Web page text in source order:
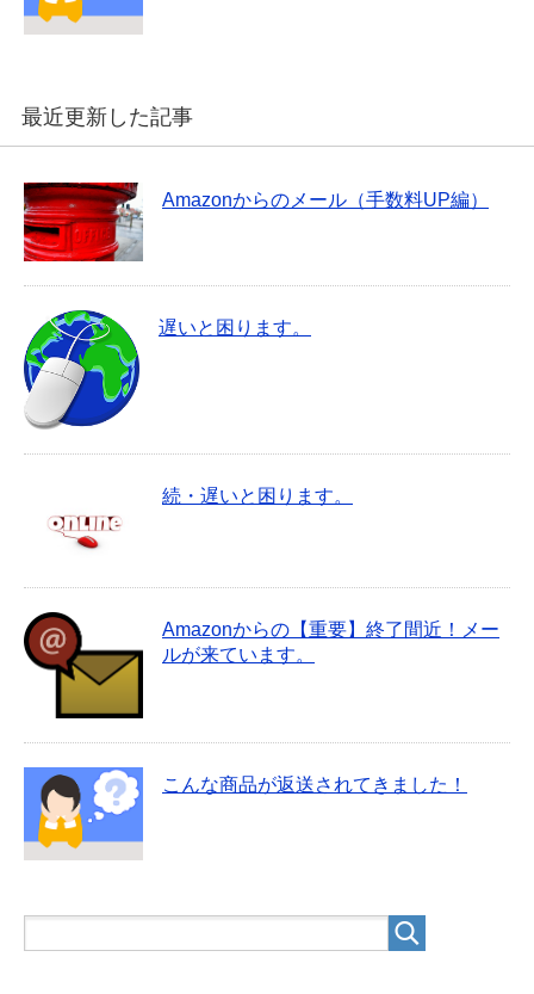
最近更新した記事
Amazonからのメール（手数料UP編）
遅いと困ります。
続・遅いと困ります。
Amazonからの【重要】終了間近！メー
ルが来ています。
こんな商品が返送されてきました！